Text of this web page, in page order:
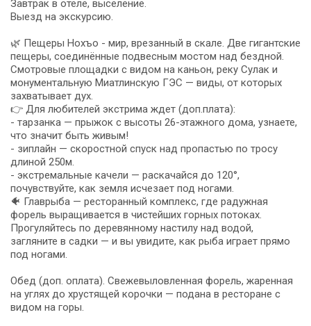
Завтрак в отеле, выселение.
Выезд на экскурсию.
🌿 Пещеры Нохъо - мир, врезанный в скале. Две гигантские
пещеры, соединённые подвесным мостом над бездной.
Смотровые площадки с видом на каньон, реку Сулак и
монументальную Миатлинскую ГЭС — виды, от которых
захватывает дух.
👉 Для любителей экстрима ждет (доп.плата):
- тарзанка — прыжок с высоты 26-этажного дома, узнаете,
что значит быть живым!
- зиплайн — скоростной спуск над пропастью по тросу
длиной 250м.
- экстремальные качели — раскачайся до 120°,
почувствуйте, как земля исчезает под ногами.
🐠 Главрыба — ресторанный комплекс, где радужная
форель выращивается в чистейших горных потоках.
Прогуляйтесь по деревянному настилу над водой,
загляните в садки — и вы увидите, как рыба играет прямо
под ногами.
Обед (доп. оплата). Свежевыловленная форель, жаренная
на углях до хрустящей корочки — подана в ресторане с
видом на горы.